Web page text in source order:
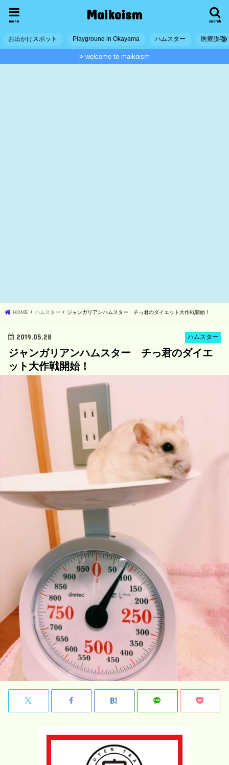
Maikoism search
menu
お出かけスポット Playground in Okayama ハムスター 医療脱毛
welcome to maikoism
HOME ハムスター ジャンガリアンハムスター チっ君のダイエット大作戦開始！
ハムスター
2019.05.28
ジャンガリアンハムスター チっ君のダイエ
ット大作戦開始！